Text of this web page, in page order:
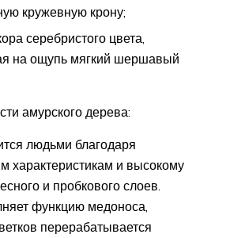
кружевную крону;
серебристого цвета,
на ощупь мягкий шершавый
амурского дерева:
людьми благодаря
характеристикам и высокому
и пробкового слоев.
функцию медоноса,
перерабатывается